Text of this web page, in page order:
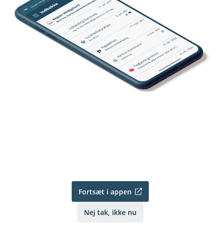
Fortsæt i appen
Nej tak, ikke nu